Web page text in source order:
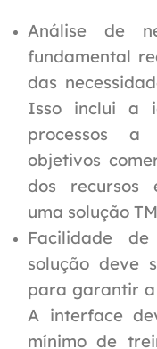
Análise de
fundamental
das
Isso inclui a
processos a
objetivos
dos recursos
uma solução
Facilidade
solução deve
para garantir
A interface
mínimo de